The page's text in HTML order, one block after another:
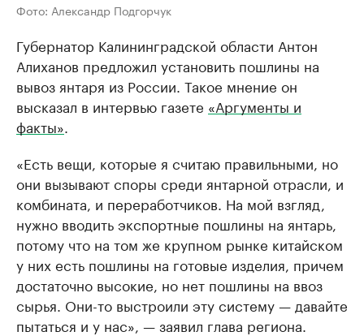
Фото: Александр Подгорчук
Губернатор Калининградской области Антон
Алиханов предложил установить пошлины на
вывоз янтаря из России. Такое мнение он
высказал в интервью газете «Аргументы и
факты»
«Есть вещи, которые я считаю правильными, но
они вызывают споры среди янтарной отрасли, и
комбината, и переработчиков. На мой взгляд,
нужно вводить экспортные пошлины на янтарь,
потому что на том же крупном рынке китайском
у них есть пошлины на готовые изделия, причем
достаточно высокие, но нет пошлины на ввоз
сырья. Они-то выстроили эту систему — давайте
пытаться и у нас», — заявил глава региона.